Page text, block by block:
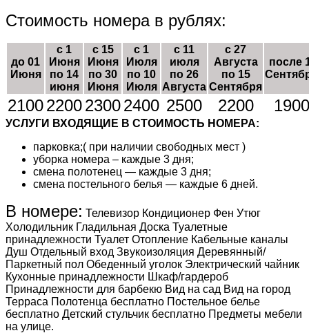
Стоимость номера в рублях:
до 01
Июня
с 1
Июня
по 14
июня
с 15
Июня
по 30
Июня
с 1
Июля
по 10
Июля
с 11
июля
по 26
Августа
с 27
Августа
по 15
Сентября
после
2100220023002400 2500 2200 1900
УСЛУГИ ВХОДЯЩИЕ В СТОИМОСТЬ НОМЕРА:
парковка;( при наличии свободных мест )
уборка номера – каждые 3 дня;
смена полотенец — каждые 3 дня;
смена постельного белья — каждые 6 дней.
В номере: Телевизор Кондиционер Фен Утюг
Холодильник Гладильная Доска Туалетные
принадлежности Туалет Отопление Кабельные каналы
Душ Отдельный вход Звукоизоляция Деревянный/
Паркетный пол Обеденный уголок Электрический чайник
Кухонные принадлежности Шкаф/гардероб
Принадлежности для барбекю Вид на сад Вид на город
Терраса Полотенца бесплатно Постельное белье
бесплатно Детский стульчик бесплатно Предметы мебели
на улице.